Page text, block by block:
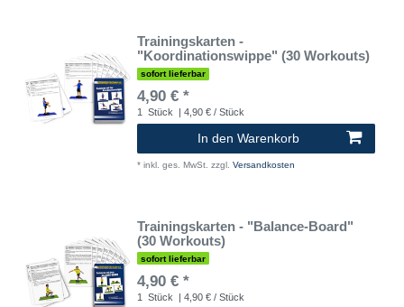
Trainingskarten -
"Koordinationswippe" (30 Workouts)
sofort lieferbar
4,90 € *
1 Stück | 4,90 € / Stück
In den Warenkorb
* inkl. ges. MwSt. zzgl. Versandkosten
Trainingskarten - "Balance-Board"
(30 Workouts)
sofort lieferbar
4,90 € *
1 Stück | 4,90 € / Stück